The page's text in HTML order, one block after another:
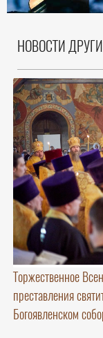
НОВОСТИ
Торжественное
преставления
Богоявленском